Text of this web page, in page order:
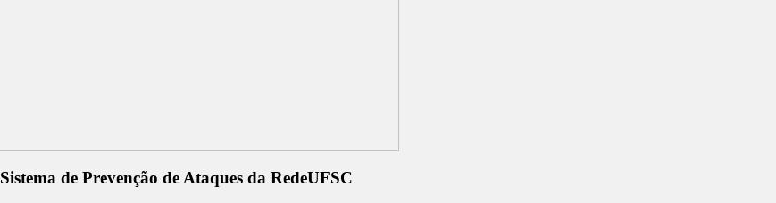
Sistema de Prevenção de Ataques da RedeUFSC